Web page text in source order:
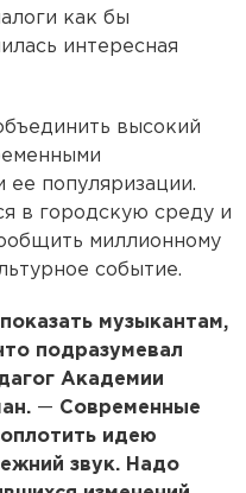
как бы
интересная
высокий
ее популяризации.
в городскую среду и
миллионному
событие.
музыкантам,
подразумевал
Академии
— Современные
идею
звук. Надо